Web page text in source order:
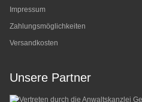
Impressum
Zahlungsmöglichkeiten
Versandkosten
Unsere Partner